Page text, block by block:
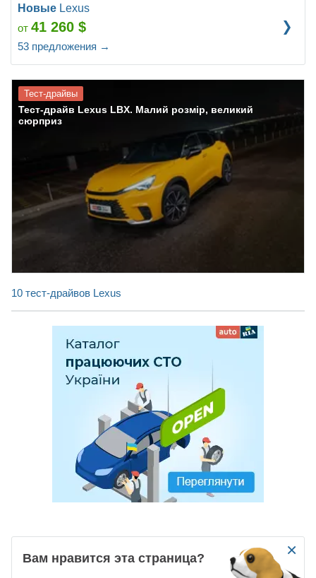
Новые Lexus
от 41 260 $
53 предложения →
10 тест-драйвов Lexus
Тест-драйвы
Тест-драйв Lexus LBX. Малий розмір, великий
сюрприз
×
Вам нравится эта страница?